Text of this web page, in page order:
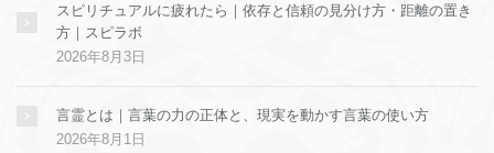
スピリチュアルに疲れたら｜依存と信頼の見分け方・距離の置き
方｜スピラボ
2026年8月3日
言霊とは｜言葉の力の正体と、現実を動かす言葉の使い方
2026年8月1日